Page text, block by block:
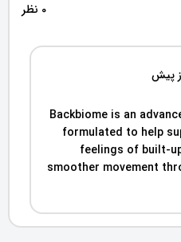
0 نظر
Backbiome is an
formulated to help
feelings of built-
smoother movement